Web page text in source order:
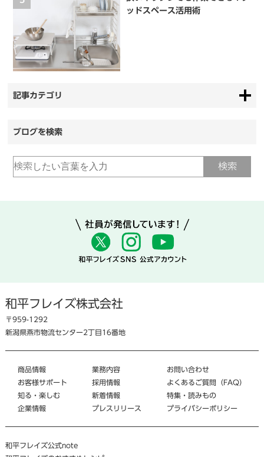
ッドスペース活用術
記事カテゴリ
ブログを検索
和平フレイズ株式会社
〒959-1292
新潟県燕市物流センター2丁目16番地
商品情報
お客様サポート
知る・楽しむ
企業情報
業務内容
採用情報
新着情報
プレスリリース
お問い合わせ
よくあるご質問（FAQ）
特集・読みもの
プライバシーポリシー
和平フレイズ公式note